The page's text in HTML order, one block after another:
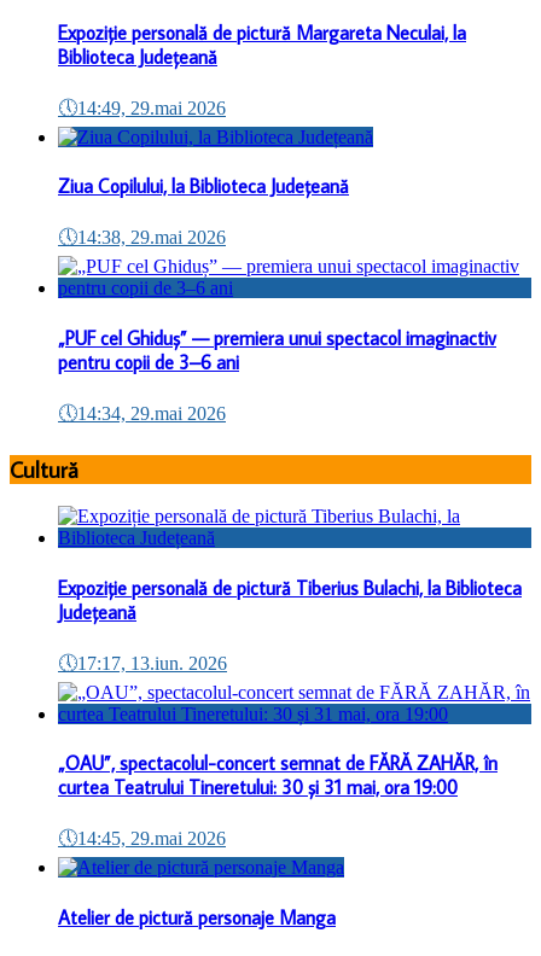
Expoziție personală de pictură Margareta Neculai, la
Biblioteca Județeană
🕔14:49, 29.mai 2026
Ziua Copilului, la Biblioteca Județeană
🕔14:38, 29.mai 2026
„PUF cel Ghiduș” — premiera unui spectacol imaginactiv
pentru copii de 3–6 ani
🕔14:34, 29.mai 2026
Cultură
Expoziție personală de pictură Tiberius Bulachi, la Biblioteca
Județeană
🕔17:17, 13.iun. 2026
„OAU”, spectacolul-concert semnat de FĂRĂ ZAHĂR, în
curtea Teatrului Tineretului: 30 și 31 mai, ora 19:00
🕔14:45, 29.mai 2026
Atelier de pictură personaje Manga